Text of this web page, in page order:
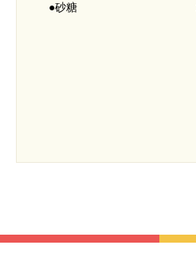
●砂糖